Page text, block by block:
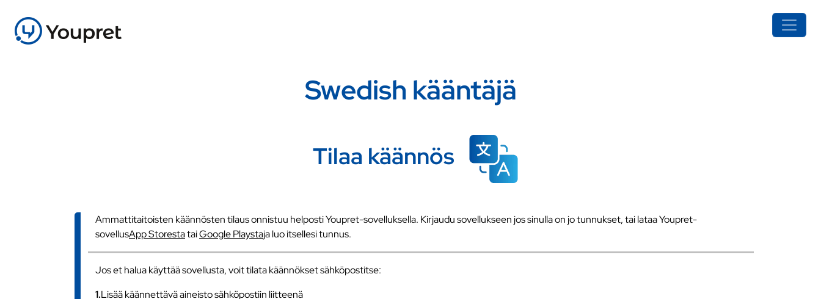
Swedish kääntäjä
Tilaa käännös
Ammattitaitoisten käännösten tilaus onnistuu helposti Youpret-sovelluksella. Kirjaudu sovellukseen jos sinulla on jo tunnukset, tai lataa Youpret-
sovellusApp StorestataiGoogle Playstaja luo itsellesi tunnus.
Jos et halua käyttää sovellusta, voit tilata käännökset sähköpostitse:
1.Lisää käännettävä aineisto sähköpostiin liitteenä